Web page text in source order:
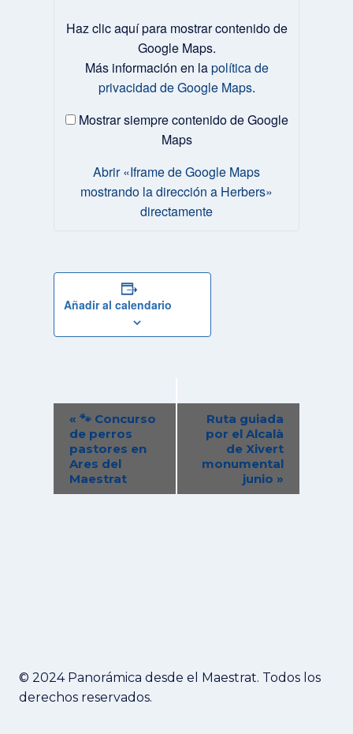
«Iframe
Maps
mostrando
dirección
Google
Maps
Haz clic aquí para mostrar contenido de
Google Maps.
Más información en lapolítica de
privacidad de Google Maps.
Mostrar siempre contenido de Google
Maps
Abrir «Iframe de Google Maps
mostrando la dirección a Herbers»
directamente
Añadir al calendario
Navegación
del
Evento
« 🐾 Concurso
de perros
pastores en
Ares del
Maestrat
Ruta guiada
por el Alcalà
de Xivert
monumental
junio »
© 2024 Panorámica desde el Maestrat. Todos los
derechos reservados.